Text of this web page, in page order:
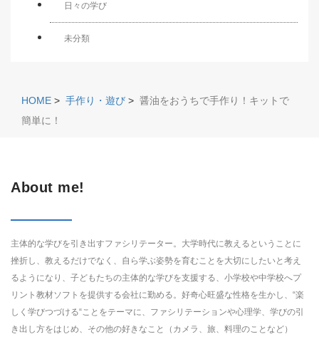
日々の学び
未分類
HOME > 手作り・遊び > 醤油をおうちで手作り！キットで
簡単に！
About me!
主体的な学びを引き出すファシリテーター。大学時代に教えるということに
挫折し、教えるだけでなく、自ら学ぶ姿勢を育むことを大切にしたいと考え
るようになり、子どもたちの主体的な学びを支援する、小学校や中学校へプ
リント教材ソフトを提供する会社に勤める。好奇心旺盛な性格を生かし、“楽
しく学びつづける“ことをテーマに、ファシリテーションや心理学、学びの引
き出し方をはじめ、その他の好きなこと（カメラ、旅、料理のことなど）